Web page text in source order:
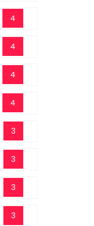
4
4
4
4
3
3
3
3